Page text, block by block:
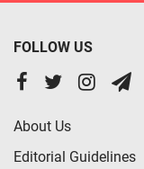
FOLLOW US
About Us
Editorial Guidelines